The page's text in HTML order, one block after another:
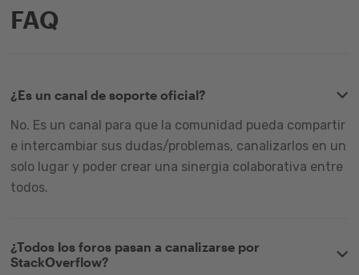
FAQ
¿Es un canal de soporte oficial?
No. Es un canal para que la comunidad pueda compartir
e intercambiar sus dudas/problemas, canalizarlos en un
solo lugar y poder crear una sinergia colaborativa entre
todos.
¿Todos los foros pasan a canalizarse por
StackOverflow?